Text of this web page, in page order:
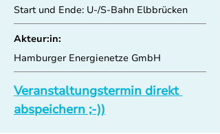
Start und Ende: U-/S-Bahn Elbbrücken
Akteur:in:
Hamburger Energienetze GmbH
Veranstaltungstermin direkt
abspeichern ;-))